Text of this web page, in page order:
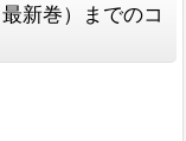
新巻）までのコ